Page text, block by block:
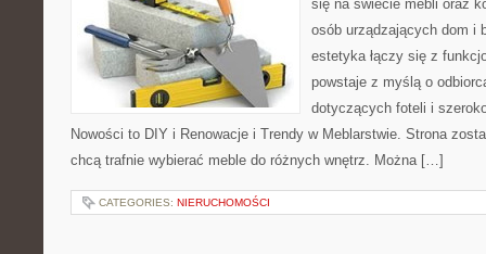
się na świecie mebli oraz
osób urządzających dom i
estetyka łączy się z
powstaje z myślą o
dotyczących foteli i
Nowości to DIY i Renowacje i Trendy w Meblarstwie. Strona
chcą trafnie wybierać meble do różnych wnętrz. Można […]
CATEGORIES: NIERUCHOMOŚCI